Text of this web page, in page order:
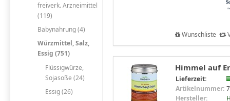
freiverk. Arzneimittel
(119)
Babynahrung (4)
Würzmittel, Salz,
Essig (751)
Flüssigwürze,
Sojasoße (24)
Essig (26)
Wunschliste
Himmel auf
Lieferzeit:
Artikelnummer:
Hersteller: